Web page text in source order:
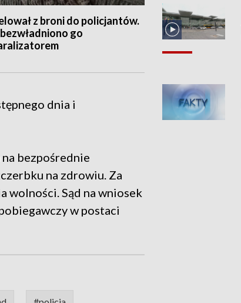
z broni do policjantów.
go
dnia i
na bezpośrednie
na zdrowiu. Za
wolności. Sąd na wniosek
w postaci